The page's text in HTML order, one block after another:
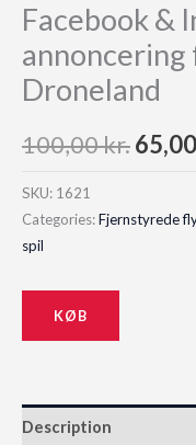
Facebook &
annoncering
Droneland
100,00kr.
was:
65,00
SKU: 1621
Categories:Fjernstyrede
spil
KØB
Description